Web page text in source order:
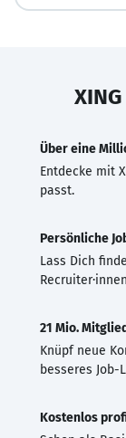
Über eine
Entdecke mit
passt.
Persönliche
Lass Dich
21 Mio.
Knüpf neue
besseres Job-
Kostenlos